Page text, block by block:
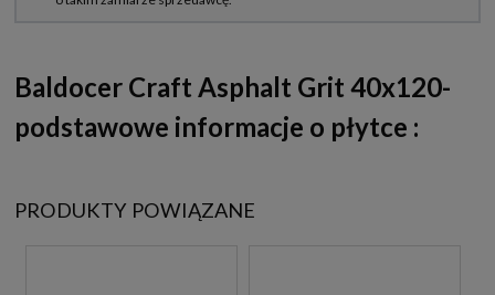
Baldocer Craft Asphalt Grit 40x120-
podstawowe informacje o płytce :
PRODUKTY POWIĄZANE